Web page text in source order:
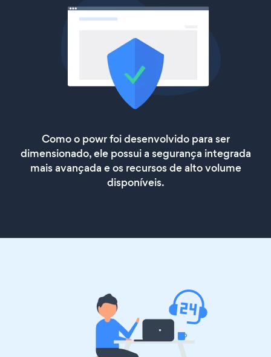
Como o powr foi desenvolvido para ser
dimensionado, ele possui a segurança integrada
mais avançada e os recursos de alto volume
disponíveis.